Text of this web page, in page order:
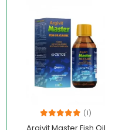
(1)